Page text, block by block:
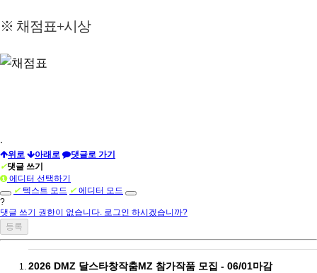
※ 채점표+시상
.
위로 아래로
댓글로 가기
✔댓글 쓰기
에디터 선택하기
✔ 텍스트 모드 ✔에디터 모드
?
댓글 쓰기 권한이 없습니다. 로그인 하시겠습니까?
2026 DMZ 달스타창작춤MZ 참가작품 모집 - 06/01마감